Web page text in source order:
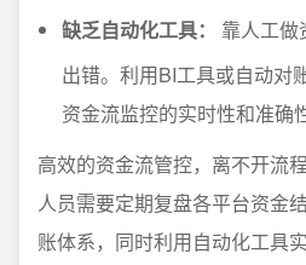
缺乏自动化工具：
靠人工做
出错。利用BI工具或自动对
资金流监控的实时性和准确
高效的资金流管控，离不开流
人员需要定期复盘各平台资金
账体系，同时利用自动化工具